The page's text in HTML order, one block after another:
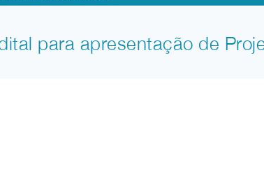
para apresentação de